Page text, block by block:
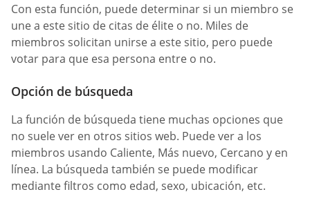
Con esta función, puede determinar si un miembro se
une a este sitio de citas de élite o no. Miles de
miembros solicitan unirse a este sitio, pero puede
votar para que esa persona entre o no.
Opción de búsqueda
La función de búsqueda tiene muchas opciones que
no suele ver en otros sitios web. Puede ver a los
miembros usando Caliente, Más nuevo, Cercano y en
línea. La búsqueda también se puede modificar
mediante filtros como edad, sexo, ubicación, etc.